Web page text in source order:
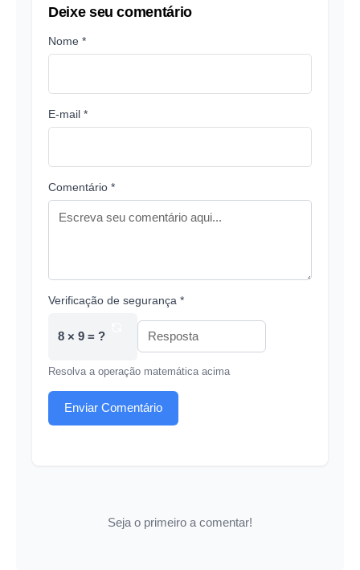
Deixe seu comentário
Nome *
E-mail *
Comentário *
Verificação de segurança *
8 × 9 = ?
Resolva a operação matemática acima
Enviar Comentário
Seja o primeiro a comentar!